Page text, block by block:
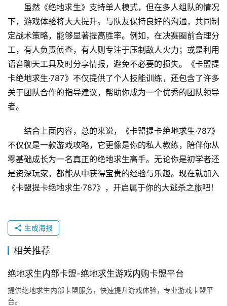
虽然《绝地求生》支持单人模式，但在多人组队的情况
下，游戏体验将大大提升。与队友保持良好的沟通，共同制
定战术策略，能够显著提高胜率。例如，在决赛圈前合理分
工，有人负责侦查，有人则专注于压制敌人火力；或是利用
语音聊天工具及时分享情报，避免不必要的损失。《卡盟提
卡绝地求生·787》不仅提供了个人技能训练，还包含了许多
关于团队合作的指导建议，帮助你成为一个优秀的团队领导
者。
结合上面内容，总的来说，《卡盟提卡绝地求生·787》
不仅仅是一款游戏攻略，它更像是你的私人教练，陪伴你从
零基础成长为一名真正的绝地求生高手。无论你是初学者还
是资深玩家，都能从中获得宝贵的经验与乐趣。现在就加入
《卡盟提卡绝地求生·787》，开启属于你的大逃杀之旅吧！
生成海报
相关推荐
绝地求生内部卡盟-绝地求生游戏内购卡盟平台
提供绝地求生内部卡盟服务，快速提升游戏体验，专业游戏卡盟平
台。